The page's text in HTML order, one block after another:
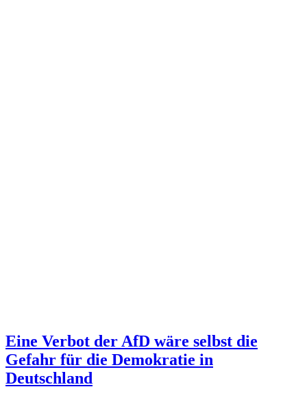
Eine Verbot der AfD wäre selbst die
Gefahr für die Demokratie in
Deutschland